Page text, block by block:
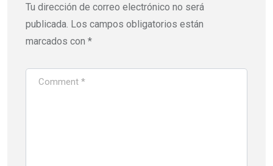
Tu dirección de correo electrónico no será
publicada. Los campos obligatorios están
marcados con *